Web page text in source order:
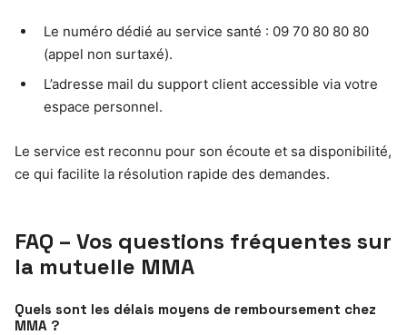
Le numéro dédié au service santé : 09 70 80 80 80
(appel non surtaxé).
L’adresse mail du support client accessible via votre
espace personnel.
Le service est reconnu pour son écoute et sa disponibilité,
ce qui facilite la résolution rapide des demandes.
FAQ – Vos questions fréquentes sur
la mutuelle MMA
Quels sont les délais moyens de remboursement chez
MMA ?